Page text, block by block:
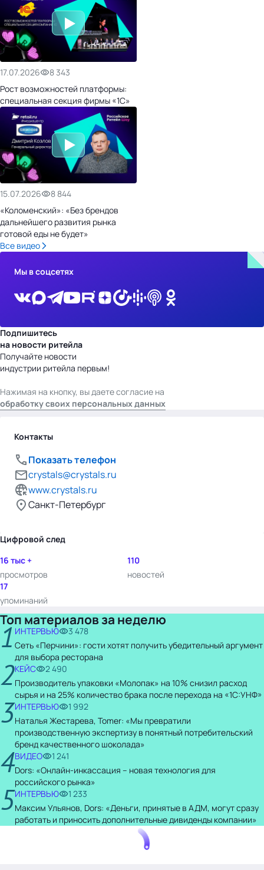
17.07.2026
8 343
Рост возможностей платформы:
специальная секция фирмы «1С»
15.07.2026
8 844
«Коломенский»: «Без брендов
дальнейшего развития рынка
готовой еды не будет»
Все видео
Мы в соцсетях
Подпишитесь
на новости ритейла
Получайте новости
индустрии ритейла первым!
Нажимая на кнопку, вы даете согласие на
обработку своих персональных данных
Контакты
Показать телефон
crystals@crystals.ru
www.crystals.ru
Санкт-Петербург
Цифровой след
16 тыс +
просмотров
110
новостей
17
упоминаний
Топ материалов за неделю
1 ИНТЕРВЬЮ
3 478
Сеть «Перчини»: гости хотят получить убедительный аргумент
для выбора ресторана
2КЕЙС
2 490
Производитель упаковки «Молопак» на 10% снизил расход
сырья и на 25% количество брака после перехода на «1С:УНФ»
3ИНТЕРВЬЮ
1 992
Наталья Жестарева, Tomer: «Мы превратили
производственную экспертизу в понятный потребительский
бренд качественного шоколада»
4ВИДЕО
1 241
Dors: «Онлайн-инкассация – новая технология для
российского рынка»
5ИНТЕРВЬЮ
1 233
Максим Ульянов, Dors: «Деньги, принятые в АДМ, могут сразу
работать и приносить дополнительные дивиденды компании»